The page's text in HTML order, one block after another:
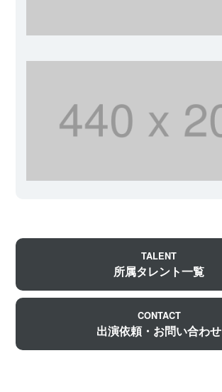
TALENT
所属タレント一覧
CONTACT
出演依頼・お問い合わせ